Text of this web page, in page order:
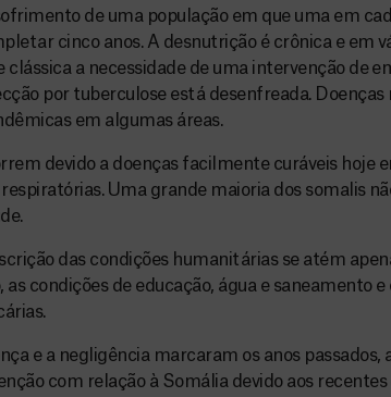
de uma população em que uma em
cinco anos. A desnutrição é crônica e em
clássica a necessidade de uma intervenção de
por tuberculose está desenfreada. Doenças
em algumas áreas.
devido a doenças facilmente curáveis hoje
Uma grande maioria dos somalis
das condições humanitárias se atém
as condições de educação, água e saneamento
e a negligência marcaram os anos passados,
com relação à Somália devido aos